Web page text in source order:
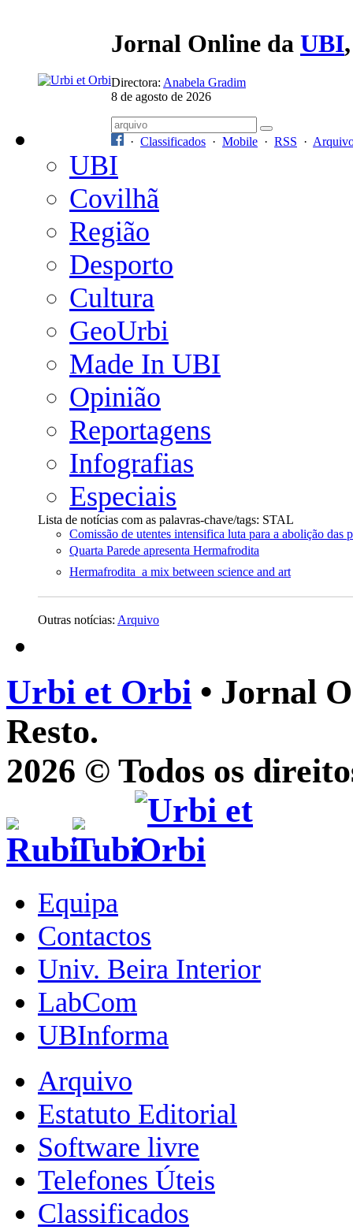
Jornal Online da UBI
Directora: Anabela Gradim
8 de agosto de 2026
· Classificados · Mobile · RSS ·
UBI
Covilhã
Região
Desporto
Cultura
GeoUrbi
Made In UBI
Opinião
Reportagens
Infografias
Especiais
Lista de notícias com as palavras-chave/tags: STAL
Comissão de utentes intensifica luta para a abolição das
Quarta Parede apresenta Hermafrodita
Hermafrodita  a mix between science and art
Outras notícias: Arquivo
Urbi et Orbi • Jornal
Resto.
2026 © Todos os
Equipa
Contactos
Univ. Beira Interior
LabCom
UBInforma
Arquivo
Estatuto Editorial
Software livre
Telefones Úteis
Classificados